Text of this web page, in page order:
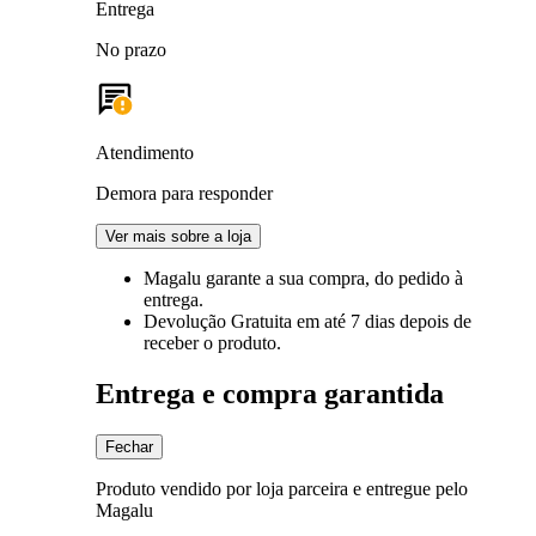
Entrega
No prazo
Atendimento
Demora para responder
Ver mais sobre a loja
Magalu garante a sua compra, do pedido à
entrega.
Devolução Gratuita em até 7 dias depois de
receber o produto.
Entrega e compra garantida
Fechar
Produto vendido por loja parceira e entregue pelo
Magalu